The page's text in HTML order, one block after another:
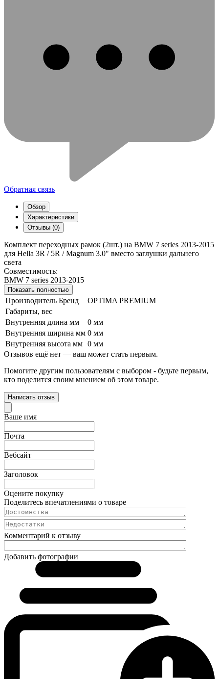
Обратная связь
Обзор
Характеристики
Отзывы (0)
Комплект переходных рамок (2шт.) на BMW 7 series 2013-2015
для Hella 3R / 5R / Magnum 3.0" вместо заглушки дальнего
света
Совместимость:
BMW 7 series 2013-2015
Показать полностью
Производитель Бренд
OPTIMA PREMIUM
Габариты, вес
Внутренняя длина мм
0 мм
Внутренняя ширина мм 0 мм
Внутренняя высота мм 0 мм
Отзывов ещё нет — ваш может стать первым.
Помогите другим пользователям с выбором - будьте первым,
кто поделится своим мнением об этом товаре.
Написать отзыв
Ваше имя
Почта
Вебсайт
Заголовок
Оцените покупку
Поделитесь впечатлениями о товаре
Комментарий к отзыву
Добавить фотографии